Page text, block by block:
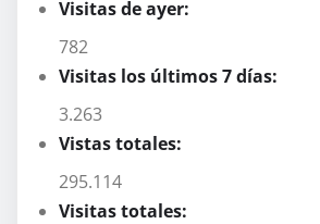
Visitas de ayer:
782
Visitas los últimos 7 días:
3.263
Vistas totales:
295.114
Visitas totales: